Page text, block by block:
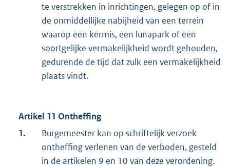
te verstrekken in inrichtingen, gelegen op of in
de onmiddellijke nabijheid van een terrein
waarop een kermis, een lunapark of een
soortgelijke vermakelijkheid wordt gehouden,
gedurende de tijd dat zulk een vermakelijkheid
plaats vindt.
Artikel 11 Ontheffing
1.
Burgemeester kan op schriftelijk verzoek
ontheffing verlenen van de verboden, gesteld
in de artikelen 9 en 10 van deze verordening.